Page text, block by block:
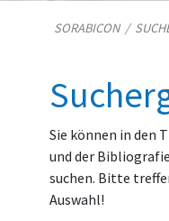
SORABICON/
Sie können in den
und der
suchen. Bitte
Auswahl!